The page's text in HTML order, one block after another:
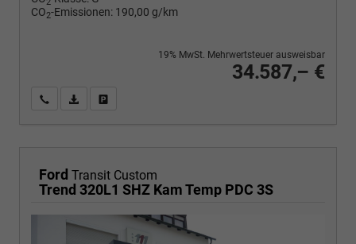
CO2-Emissionen: 190,00 g/km
34.587,– €
19% MwSt. Mehrwertsteuer ausweisbar
Wir rufen Sie anPDF-Fahrzeugexposé drucken
Ford Transit Custom
Trend 320L1 SHZ Kam Temp PDC 3S